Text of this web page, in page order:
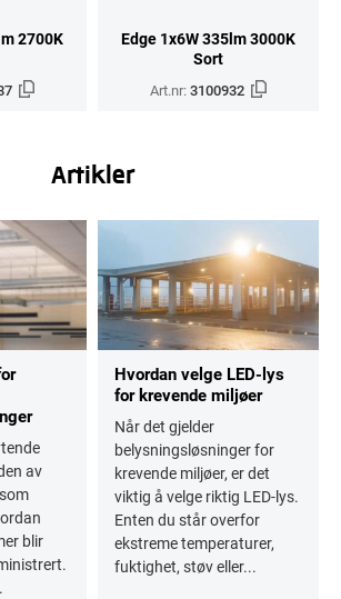
2700K
Edge 1x6W 335lm 3000K
Sort
Art.nr:3100932
Artikler
av
blir
Hvordan velge LED-lys
for krevende miljøer
Når det gjelder
belysningsløsninger for
krevende miljøer, er det
viktig å velge riktig LED-lys.
Enten du står overfor
ekstreme temperaturer,
fuktighet, støv eller...